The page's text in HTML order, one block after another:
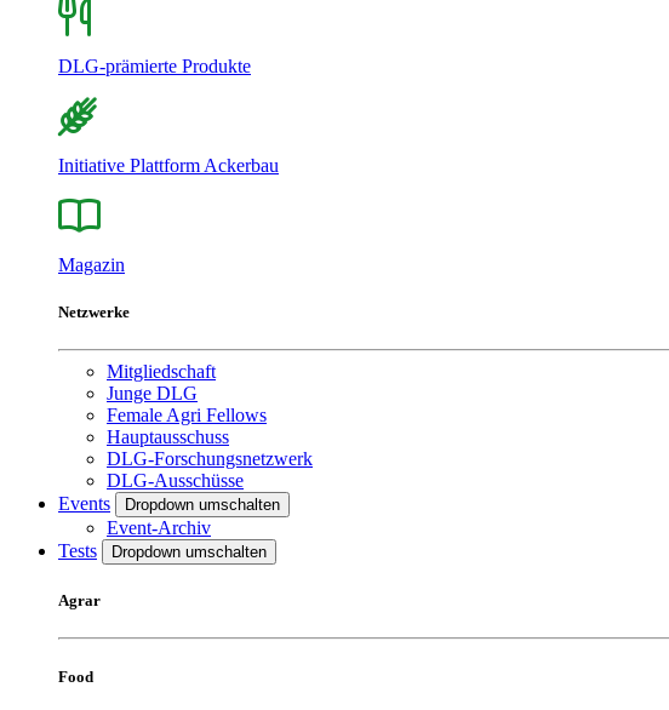
DLG-prämierte Produkte
Initiative Plattform Ackerbau
Magazin
Netzwerke
Mitgliedschaft
Junge DLG
Female Agri Fellows
Hauptausschuss
DLG-Forschungsnetzwerk
DLG-Ausschüsse
Events
Dropdown umschalten
Event-Archiv
Tests
Dropdown umschalten
Agrar
Food